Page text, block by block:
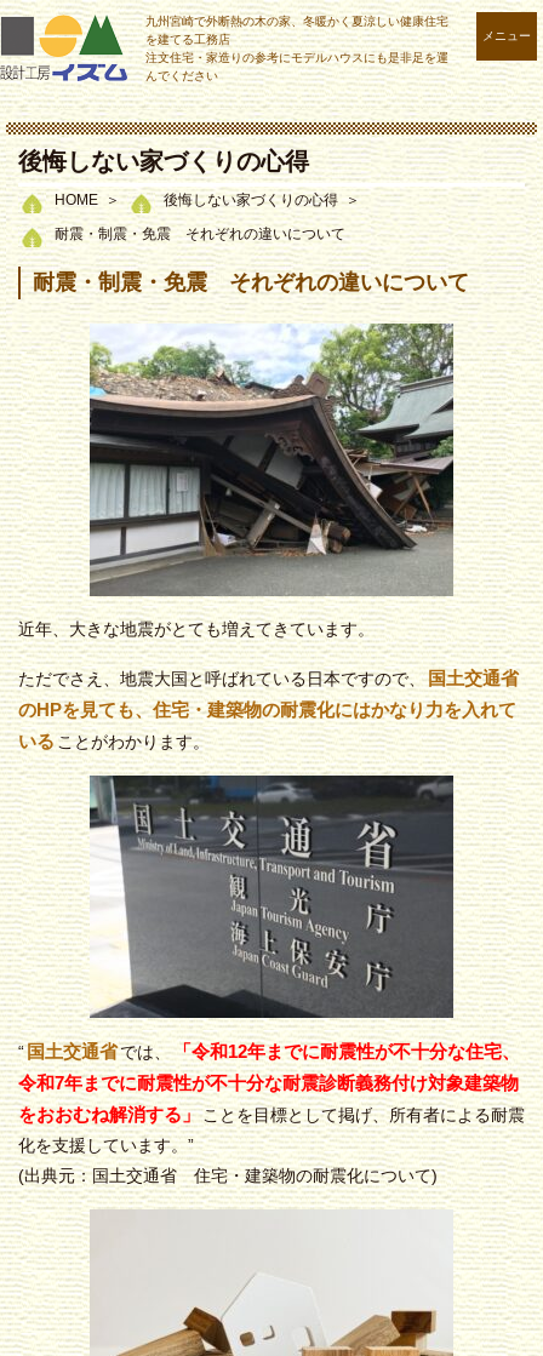
メニュー
九州宮崎で外断熱の木の家、冬暖かく夏涼しい健康住宅
を建てる工務店
注文住宅・家造りの参考にモデルハウスにも是非足を運
んでください
後悔しない家づくりの心得
HOME
後悔しない家づくりの心得
耐震・制震・免震 それぞれの違いについて
耐震・制震・免震 それぞれの違いについて
近年、大きな地震がとても増えてきています。
ただでさえ、地震大国と呼ばれている日本ですので、国土交通省
のHPを見ても、住宅・建築物の耐震化にはかなり力を入れて
いることがわかります。
“国土交通省では、「令和12年までに耐震性が不十分な住宅、
令和7年までに耐震性が不十分な耐震診断義務付け対象建築物
をおおむね解消する」 ことを目標として掲げ、所有者による耐震
化を支援しています。”
(出典元：国土交通省 住宅・建築物の耐震化について)